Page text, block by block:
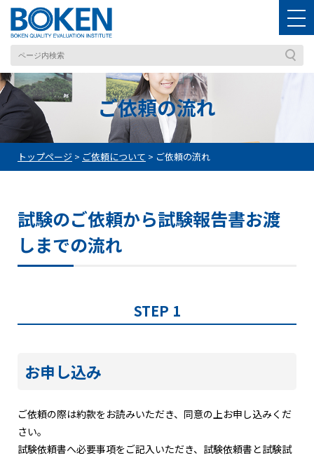
ご依頼の流れ
トップページ > ご依頼について > ご依頼の流れ
試験のご依頼から試験報告書お渡
しまでの流れ
STEP 1
お申し込み
ご依頼の際は約款をお読みいただき、同意の上お申し込みくだ
さい。
試験依頼書へ必要事項をご記入いただき、試験依頼書と試験試